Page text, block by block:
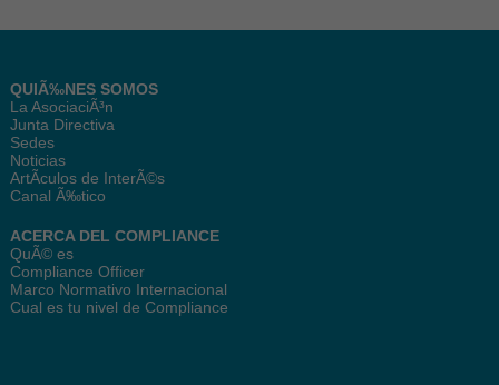
QUIÃ‰NES SOMOS
La AsociaciÃ³n
Junta Directiva
Sedes
Noticias
ArtÃ­culos de InterÃ©s
Canal Ã‰tico
ACERCA DEL COMPLIANCE
QuÃ© es
Compliance Officer
Marco Normativo Internacional
Cual es tu nivel de Compliance